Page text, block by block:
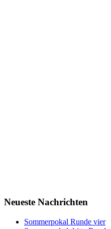
Neueste Nachrichten
Sommerpokal Runde vier